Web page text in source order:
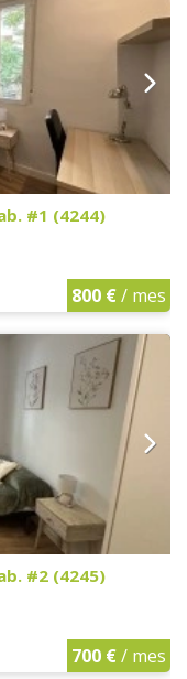
#1 (4244)
800 €/ mes
#2 (4245)
700 €/ mes